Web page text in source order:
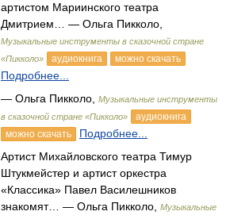
артистом Мариинского театра
Дмитрием… — Ольга Пикколо,
Музыкальные инструменты в сказочной стране
«Пикколо»
аудиокнига можно скачать
Подробнее...
— Ольга Пикколо,
Музыкальные инструменты
в сказочной стране «Пикколо»
аудиокнига
можно скачать
Подробнее...
Артист Михайловского театра Тимур
Штукмейстер и артист оркестра
«Классика» Павел Василешников
знакомят… — Ольга Пикколо,
Музыкальные